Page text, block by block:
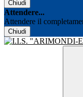
Chiudi
Attendere...
Attendere il
Chiudi